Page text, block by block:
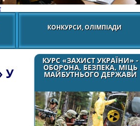
КОНКУРСИ, ОЛІМПІАДИ
КУРС «ЗАХИСТ УКРАЇНИ» -
ОБОРОНА, БЕЗПЕКА, МІЦЬ
МАЙБУТНЬОГО ДЕРЖАВИ
У